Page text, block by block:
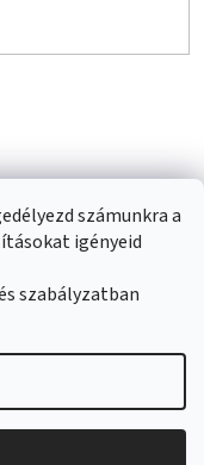
számunkra a
igényeid
szabályzatban
Impresszum
tájékoztató
jog fenntartva.